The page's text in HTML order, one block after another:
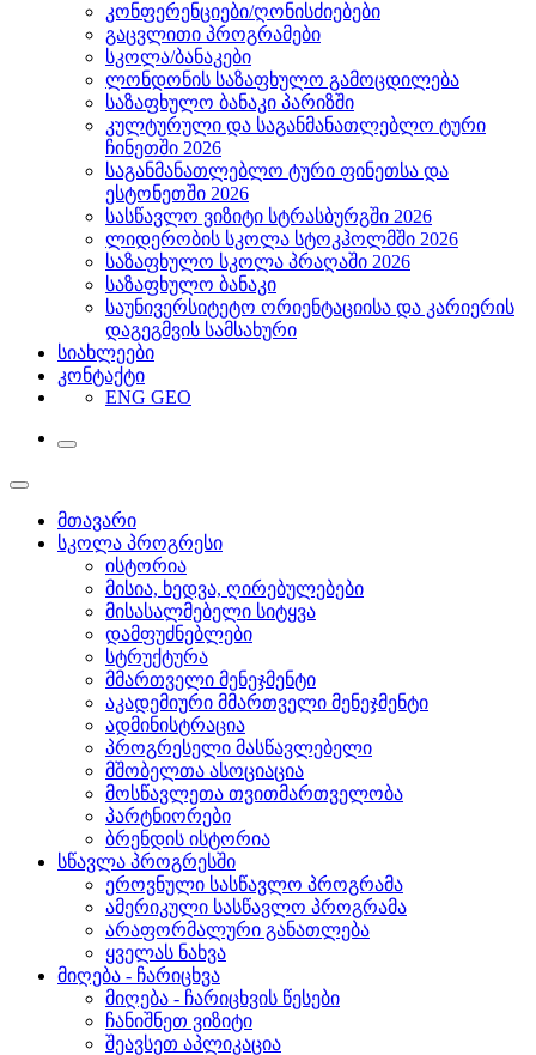
კონფერენციები/ღონისძიებები
გაცვლითი პროგრამები
სკოლა/ბანაკები
ლონდონის საზაფხულო გამოცდილება
საზაფხულო ბანაკი პარიზში
კულტურული და საგანმანათლებლო ტური
ჩინეთში 2026
საგანმანათლებლო ტური ფინეთსა და
ესტონეთში 2026
სასწავლო ვიზიტი სტრასბურგში 2026
ლიდერობის სკოლა სტოკჰოლმში 2026
საზაფხულო სკოლა პრაღაში 2026
საზაფხულო ბანაკი
საუნივერსიტეტო ორიენტაციისა და კარიერის
დაგეგმვის სამსახური
სიახლეები
კონტაქტი
ENG GEO
მთავარი
სკოლა პროგრესი
ისტორია
მისია, ხედვა, ღირებულებები
მისასალმებელი სიტყვა
დამფუძნებლები
სტრუქტურა
მმართველი მენეჯმენტი
აკადემიური მმართველი მენეჯმენტი
ადმინისტრაცია
პროგრესელი მასწავლებელი
მშობელთა ასოციაცია
მოსწავლეთა თვითმართველობა
პარტნიორები
ბრენდის ისტორია
სწავლა პროგრესში
ეროვნული სასწავლო პროგრამა
ამერიკული სასწავლო პროგრამა
არაფორმალური განათლება
ყველას ნახვა
მიღება - ჩარიცხვა
მიღება - ჩარიცხვის წესები
ჩანიშნეთ ვიზიტი
შეავსეთ აპლიკაცია